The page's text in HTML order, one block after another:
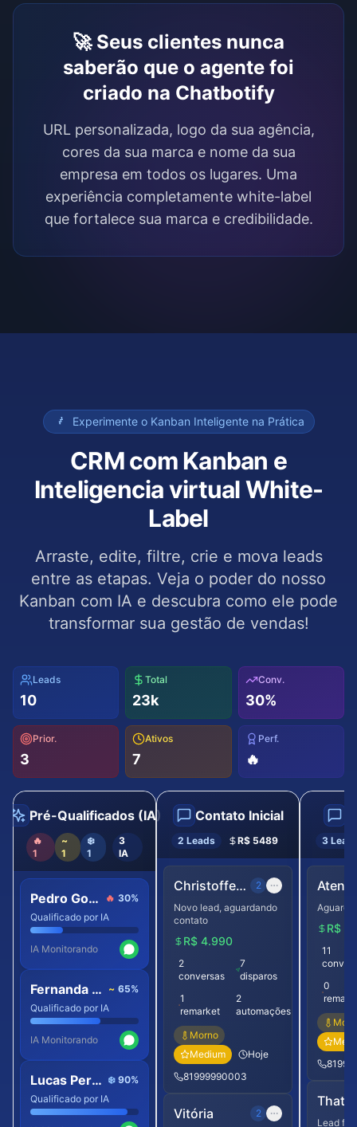
🚀 Seus clientes nunca
saberão que o agente foi
criado na Chatbotify
URL personalizada, logo da sua agência,
cores da sua marca e nome da sua
empresa em todos os lugares. Uma
experiência completamente white-label
que fortalece sua marca e credibilidade.
Experimente o Kanban Inteligente na Prática
CRM com Kanban e
Inteligencia virtual White-
Label
Arraste, edite, filtre, crie e mova leads
entre as etapas. Veja o poder do nosso
Kanban com IA e descubra como ele pode
transformar sua gestão de vendas!
Leads
10
Total
23k
Conv.
30%
Prior.
3
Ativos
7
Perf.
🔥
Pré-Qualificados (IA)
🔥
1
~
1
❄️
1
3
IA
Pedro Gomes 🔥 30%
Qualificado por IA
IA Monitorando
Fernanda Alves ~ 65%
Qualificado por IA
IA Monitorando
Lucas Pereira ❄️ 90%
Qualificado por IA
Contato Inicial
2 Leads R$ 5489
Christoffer Rheitmann
2
Novo lead, aguardando
contato
R$ 4.990
2
conversas
7
disparos
1
remarket
2
automações
Morno
Medium
Hoje
81999990003
Vitória
2
3
R$
11
0
Thaty
Lead